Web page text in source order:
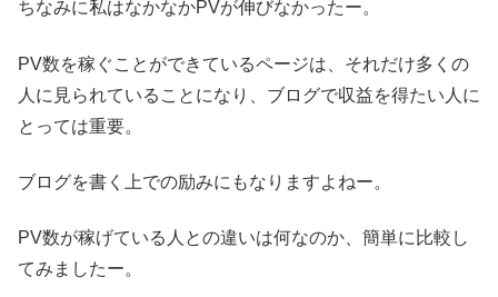
ちなみに私はなかなかPVが伸びなかったー。
PV数を稼ぐことができているページは、それだけ多くの
人に見られていることになり、ブログで収益を得たい人に
とっては重要。
ブログを書く上での励みにもなりますよねー。
PV数が稼げている人との違いは何なのか、簡単に比較し
てみましたー。